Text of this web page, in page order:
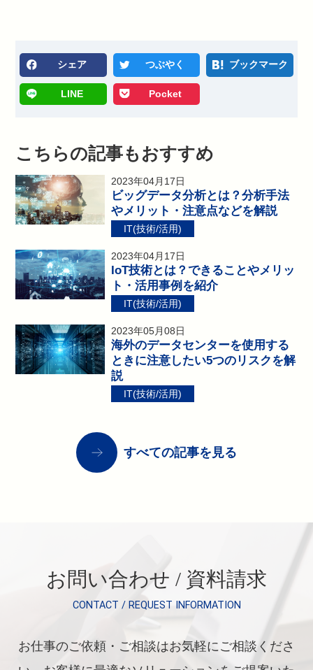
シェア つぶやく ブックマーク
LINE Pocket
こちらの記事もおすすめ
2023年04月17日
ビッグデータ分析とは？分析手法
やメリット・注意点などを解説
IT(技術/活用)
2023年04月17日
IoT技術とは？できることやメリッ
ト・活用事例を紹介
IT(技術/活用)
2023年05月08日
海外のデータセンターを使用する
ときに注意したい5つのリスクを解
説
IT(技術/活用)
すべての記事を見る
お問い合わせ / 資料請求
CONTACT / REQUEST INFORMATION
お仕事のご依頼・ご相談はお気軽にご相談くださ